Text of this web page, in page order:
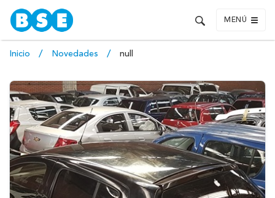
MENÚ
Inicio Novedades null